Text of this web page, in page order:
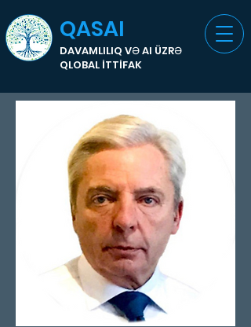
QASAI
DAVAMLILIQ VƏ AI ÜZRƏ
QLOBAL İTTİFAK